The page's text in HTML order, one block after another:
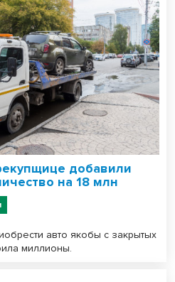
добавили
на 18 млн
авто якобы с закрытых
миллионы.